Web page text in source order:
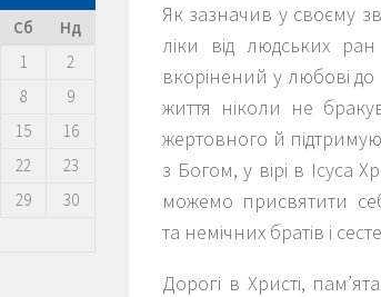
Як зазначив у своєму
ліки від людських
вкорінений у любові
життя ніколи не
жертовного й
з Богом, у вірі в Ісуса
можемо присвятити
та немічних братів і
Дорогі в Христі,
Сб
Нд
1
2
8
9
15
16
22
23
29
30